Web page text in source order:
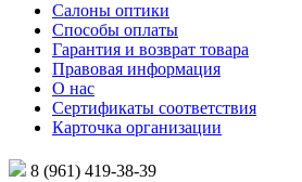
Салоны оптики
Способы оплаты
Гарантия и возврат товара
Правовая информация
О нас
Сертификаты соответствия
Карточка организации
8 (961) 419-38-39